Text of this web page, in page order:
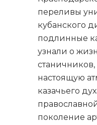
переливы
кубанского
подлинные
узнали о
настоящую
казачьего
поколение